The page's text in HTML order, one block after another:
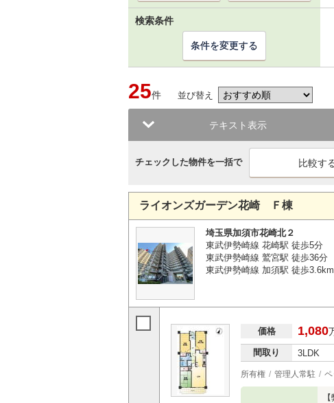
検索条件
条件を変更する
25件 並び替え
テキスト表示
チェックした物件を一括で
ライオンズガーデン花崎 Ｆ棟
埼玉県加須市花崎北２
東武伊勢崎線 花崎駅 徒歩5分
東武伊勢崎線 鷲宮駅 徒歩36分
東武伊勢崎線 加須駅 徒歩3.6km
価格 1,080
間取り 3LDK
所有権 管理人常駐